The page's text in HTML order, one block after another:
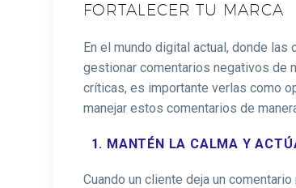
FORTALECER TU MARCA
En el mundo digital actual, donde
gestionar comentarios negativos de
críticas, es importante verlas como
manejar estos comentarios de
1. MANTÉN LA CALMA Y
Cuando un cliente deja un